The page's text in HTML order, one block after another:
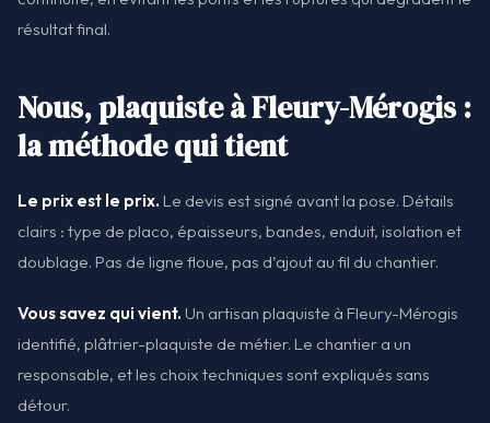
résultat final.
Nous, plaquiste à Fleury-Mérogis :
la méthode qui tient
Le prix est le prix. Le devis est signé avant la pose. Détails
clairs : type de placo, épaisseurs, bandes, enduit, isolation et
doublage. Pas de ligne floue, pas d’ajout au fil du chantier.
Vous savez qui vient. Un artisan plaquiste à Fleury-Mérogis
identifié, plâtrier-plaquiste de métier. Le chantier a un
responsable, et les choix techniques sont expliqués sans
détour.